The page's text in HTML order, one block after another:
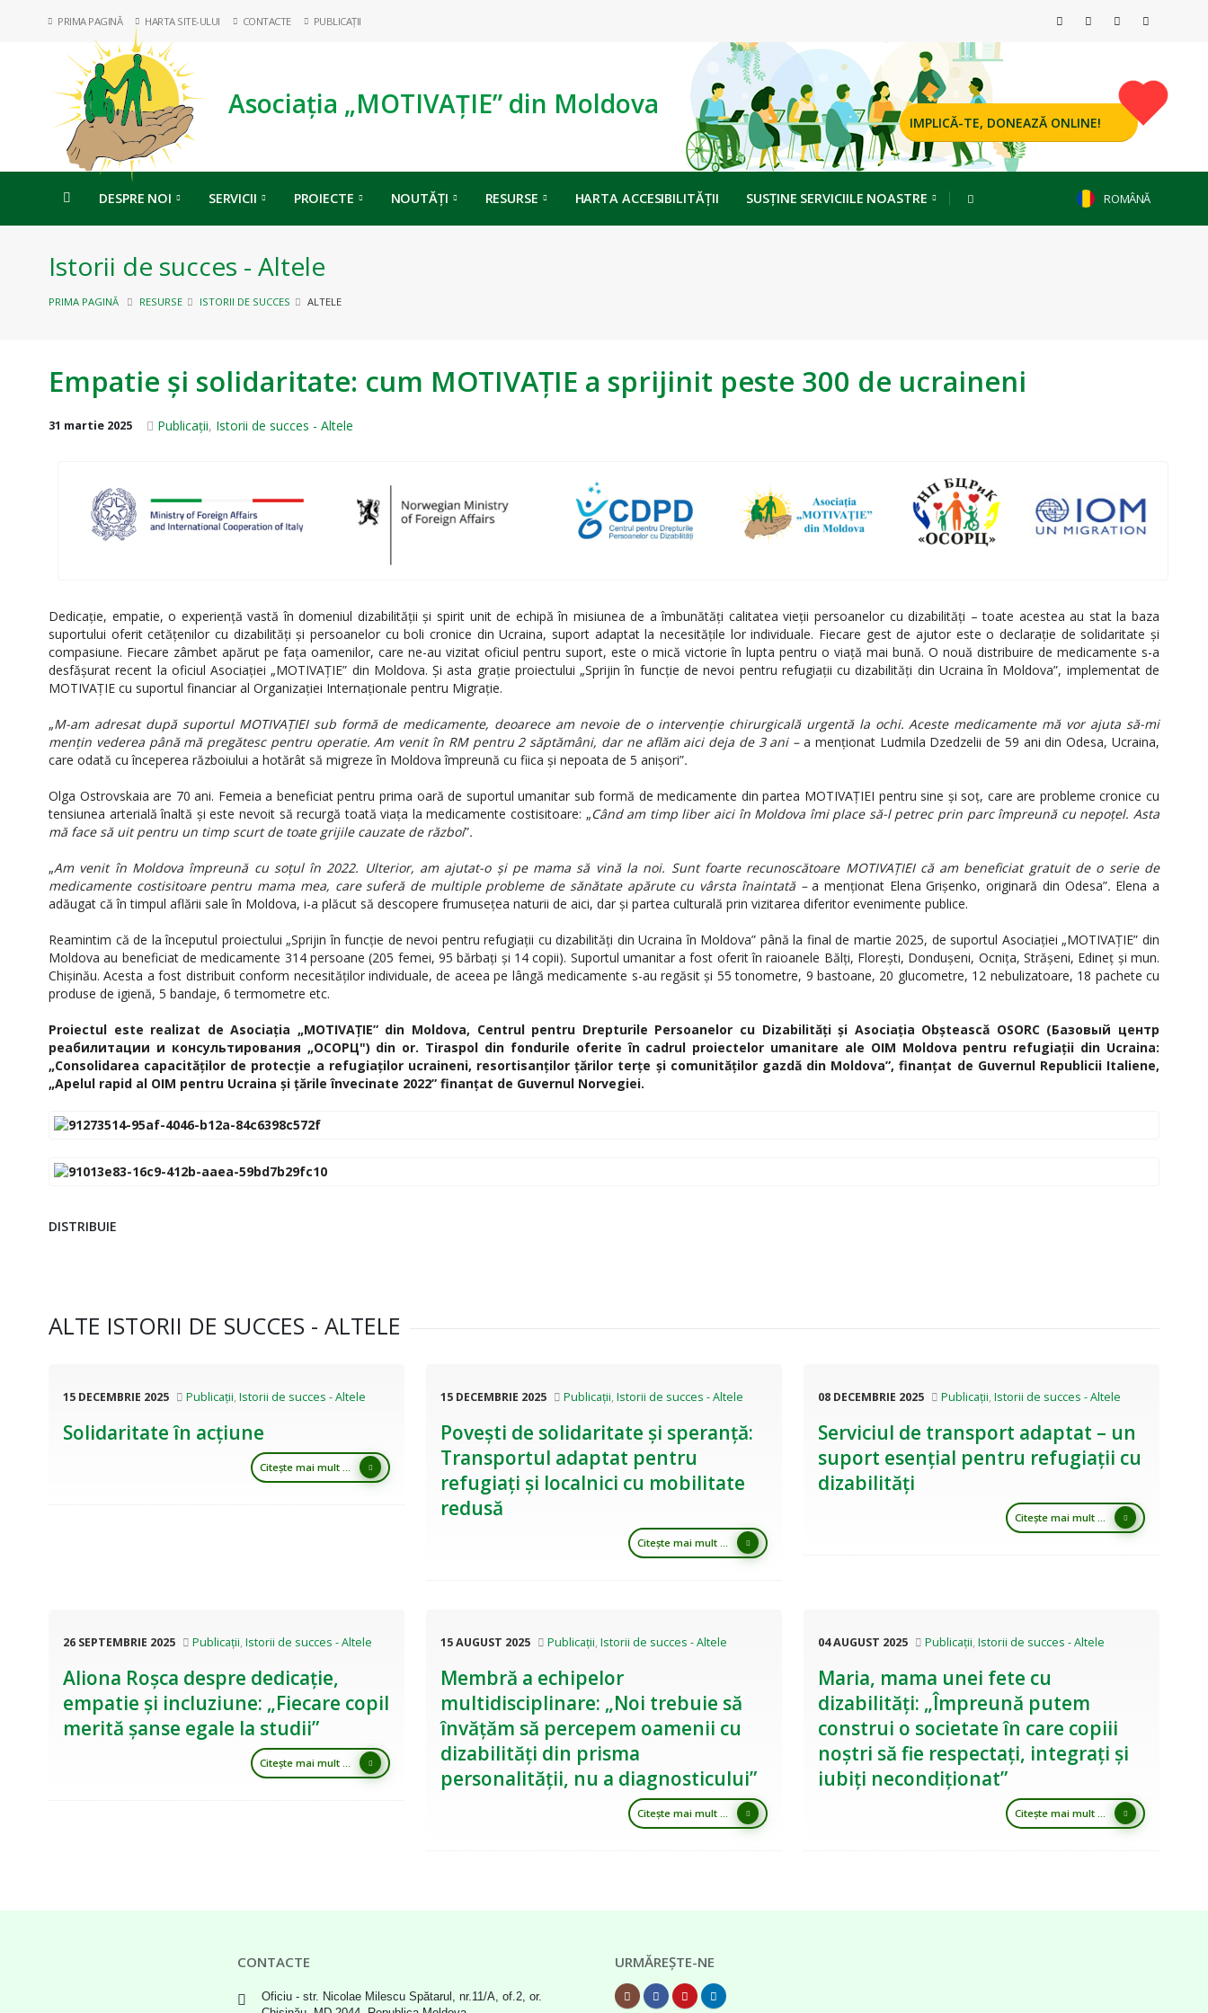
PRIMA PAGINĂ HARTA SITE-ULUI CONTACTE PUBLICAȚII
Asociația „MOTIVAȚIE” din Moldova
IMPLICĂ-TE, DONEAZĂ ONLINE!
DESPRE NOI SERVICII PROIECTE NOUTĂȚI RESURSE HARTA ACCESIBILITĂȚII SUSȚINE SERVICIILE NOASTRE ROMÂNĂ
Istorii de succes - Altele
PRIMA PAGINĂ RESURSE ISTORII DE SUCCES ALTELE
Empatie și solidaritate: cum MOTIVAȚIE a sprijinit peste 300 de ucraineni
31 martie 2025 Publicații, Istorii de succes - Altele
Dedicație, empatie, o experiență vastă în domeniul dizabilității și spirit unit de echipă în misiunea de a îmbunătăți calitatea vieții persoanelor cu dizabilități – toate acestea au stat la baza
suportului oferit cetățenilor cu dizabilități și persoanelor cu boli cronice din Ucraina, suport adaptat la necesitățile lor individuale. Fiecare gest de ajutor este o declarație de solidaritate și
compasiune. Fiecare zâmbet apărut pe fața oamenilor, care ne-au vizitat oficiul pentru suport, este o mică victorie în lupta pentru o viață mai bună. O nouă distribuire de medicamente s-a
desfășurat recent la oficiul Asociației „MOTIVAȚIE” din Moldova. Și asta grație proiectului „Sprijin în funcție de nevoi pentru refugiații cu dizabilități din Ucraina în Moldova”, implementat de
MOTIVAȚIE cu suportul financiar al Organizației Internaționale pentru Migrație.
„M-am adresat după suportul MOTIVAȚIEI sub formă de medicamente, deoarece am nevoie de o intervenție chirurgicală urgentă la ochi. Aceste medicamente mă vor ajuta să-mi
mențin vederea până mă pregătesc pentru operatie. Am venit în RM pentru 2 săptămâni, dar ne aflăm aici deja de 3 ani – a menționat Ludmila Dzedzelii de 59 ani din Odesa, Ucraina,
care odată cu începerea războiului a hotărât să migreze în Moldova împreună cu fiica și nepoata de 5 anișori”.
Olga Ostrovskaia are 70 ani. Femeia a beneficiat pentru prima oară de suportul umanitar sub formă de medicamente din partea MOTIVAȚIEI pentru sine și soț, care are probleme cronice cu
tensiunea arterială înaltă și este nevoit să recurgă toată viața la medicamente costisitoare: „Când am timp liber aici în Moldova îmi place să-l petrec prin parc împreună cu nepoțel. Asta
mă face să uit pentru un timp scurt de toate grijile cauzate de război”.
„Am venit în Moldova împreună cu soțul în 2022. Ulterior, am ajutat-o și pe mama să vină la noi. Sunt foarte recunoscătoare MOTIVAȚIEI că am beneficiat gratuit de o serie de
medicamente costisitoare pentru mama mea, care suferă de multiple probleme de sănătate apărute cu vârsta înaintată –a menționat Elena Grișenko, originară din Odesa”. Elena a
adăugat că în timpul aflării sale în Moldova, i-a plăcut să descopere frumusețea naturii de aici, dar și partea culturală prin vizitarea diferitor evenimente publice.
Reamintim că de la începutul proiectului „Sprijin în funcție de nevoi pentru refugiații cu dizabilități din Ucraina în Moldova” până la final de martie 2025, de suportul Asociației „MOTIVAȚIE” din
Moldova au beneficiat de medicamente 314 persoane (205 femei, 95 bărbați și 14 copii). Suportul umanitar a fost oferit în raioanele Bălți, Florești, Dondușeni, Ocnița, Strășeni, Edineț și mun.
Chișinău. Acesta a fost distribuit conform necesităților individuale, de aceea pe lângă medicamente s-au regăsit și 55 tonometre, 9 bastoane, 20 glucometre, 12 nebulizatoare, 18 pachete cu
produse de igienă, 5 bandaje, 6 termometre etc.
Proiectul este realizat de Asociația „MOTIVAȚIE” din Moldova, Centrul pentru Drepturile Persoanelor cu Dizabilități și Asociația Obștească OSORC (Базовый центр
реабилитации и консультирования „ОСОРЦ") din or. Tiraspol din fondurile oferite în cadrul proiectelor umanitare ale OIM Moldova pentru refugiații din Ucraina:
„Consolidarea capacităților de protecție a refugiaților ucraineni, resortisanților țărilor terțe și comunităților gazdă din Moldova”, finanțat de Guvernul Republicii Italiene,
„Apelul rapid al OIM pentru Ucraina și țările învecinate 2022” finanțat de Guvernul Norvegiei.
DISTRIBUIE
ALTE ISTORII DE SUCCES - ALTELE
15 DECEMBRIE 2025 Publicații, Istorii de succes - Altele
Solidaritate în acțiune
Citește mai mult ...
15 DECEMBRIE 2025 Publicații, Istorii de succes - Altele
Povești de solidaritate și speranță:
Transportul adaptat pentru
refugiați și localnici cu mobilitate
redusă
Citește mai mult ...
08 DECEMBRIE 2025 Publicații, Istorii de succes - Altele
Serviciul de transport adaptat – un
suport esențial pentru refugiații cu
dizabilități
Citește mai mult ...
26 SEPTEMBRIE 2025 Publicații, Istorii de succes - Altele
Aliona Roșca despre dedicație,
empatie și incluziune: „Fiecare copil
merită șanse egale la studii”
Citește mai mult ...
15 AUGUST 2025 Publicații, Istorii de succes - Altele
Membră a echipelor
multidisciplinare: „Noi trebuie să
învățăm să percepem oamenii cu
dizabilități din prisma
personalității, nu a diagnosticului”
Citește mai mult ...
04 AUGUST 2025 Publicații, Istorii de succes - Altele
Maria, mama unei fete cu
dizabilități: „Împreună putem
construi o societate în care copiii
noștri să fie respectați, integrați și
iubiți necondiționat”
Citește mai mult ...
CONTACTE
Oficiu - str. Nicolae Milescu Spătarul, nr.11/A, of.2, or.
URMĂREȘTE-NE